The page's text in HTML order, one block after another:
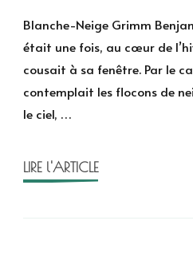
Neige
illustrée
par
Benjamin
Lacombe
Blanche-Neige Grimm
était une fois, au cœur de
cousait à sa fenêtre. Par le
contemplait les flocons de
le ciel, …
LIRE l'ARTICLE